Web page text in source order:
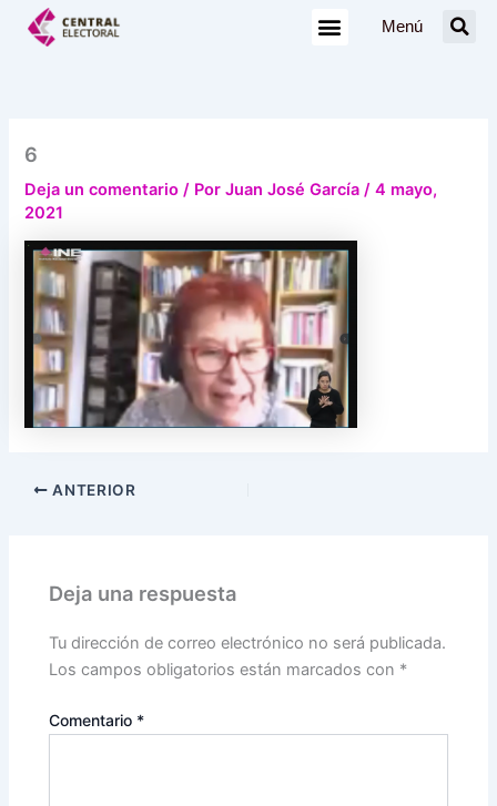
Menú
6
Deja un comentario / PorJuan José García/4 mayo,
2021
ANTERIOR
Deja una respuesta
Tu dirección de correo electrónico no será publicada.
Los campos obligatorios están marcados con *
Comentario *